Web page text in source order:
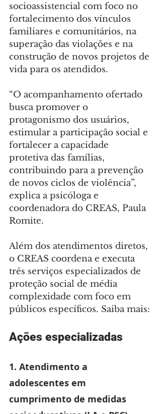
socioassistencial com foco no
fortalecimento dos vínculos
familiares e comunitários, na
superação das violações e na
construção de novos projetos de
vida para os atendidos.
“O acompanhamento ofertado
busca promover o
protagonismo dos usuários,
estimular a participação social e
fortalecer a capacidade
protetiva das famílias,
contribuindo para a prevenção
de novos ciclos de violência”,
explica a psicóloga e
coordenadora do CREAS, Paula
Romite.
Além dos atendimentos diretos,
o CREAS coordena e executa
três serviços especializados de
proteção social de média
complexidade com foco em
públicos específicos. Saiba mais:
Ações especializadas
1. Atendimento a
adolescentes em
cumprimento de medidas